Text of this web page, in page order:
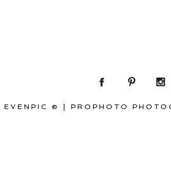
EVENPIC © PROPHOTO